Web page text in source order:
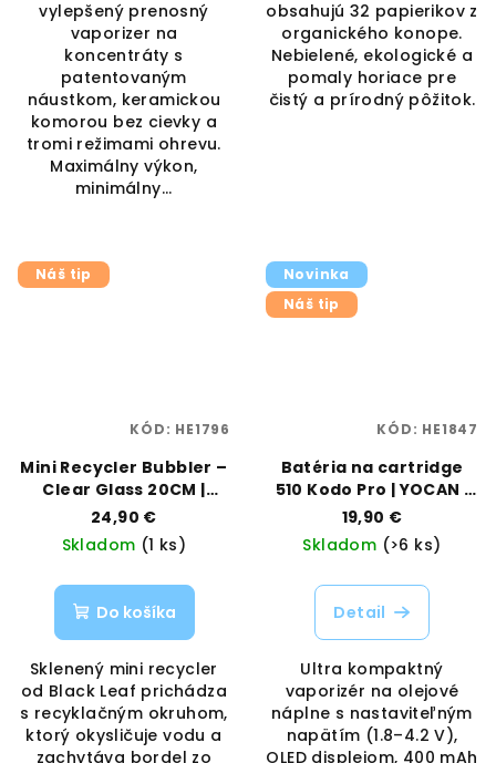
vylepšený prenosný
vaporizer na
koncentráty s
patentovaným
náustkom, keramickou
komorou bez cievky a
tromi režimami ohrevu.
Maximálny výkon,
minimálny...
obsahujú 32 papierikov z
organického konope.
Nebielené, ekologické a
pomaly horiace pre
čistý a prírodný pôžitok.
Náš tip
Mini Recycler Bubbler –
Clear Glass 20CM |
Black Leaf | Vaporama
24,90 €
Skladom (1 ks)
Do košíka
Sklenený mini recycler
od Black Leaf prichádza
s recyklačným okruhom,
ktorý okysličuje vodu a
zachytáva bordel zo
KÓD: HE1796
Novinka
Náš tip
Batéria na cartridge
510 Kodo Pro | YOCAN |
VAPORAMA
19,90 €
Skladom (>6 ks)
Detail
Ultra kompaktný
vaporizér na olejové
náplne s nastaviteľným
napätím (1.8–4.2 V),
OLED displejom, 400 mAh
KÓD: HE1847